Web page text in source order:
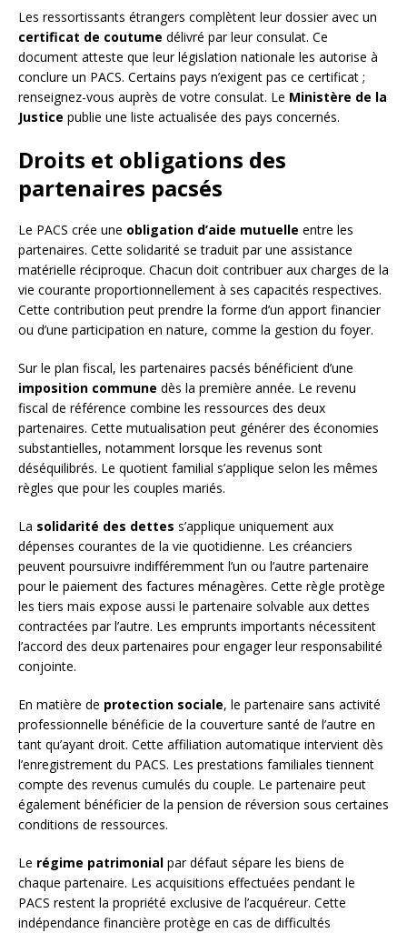
Les ressortissants étrangers complètent leur dossier avec un
certificat de coutume délivré par leur consulat. Ce
document atteste que leur législation nationale les autorise à
conclure un PACS. Certains pays n’exigent pas ce certificat ;
renseignez-vous auprès de votre consulat. Le Ministère de la
Justice publie une liste actualisée des pays concernés.
Droits et obligations des
partenaires pacsés
Le PACS crée une obligation d’aide mutuelle entre les
partenaires. Cette solidarité se traduit par une assistance
matérielle réciproque. Chacun doit contribuer aux charges de la
vie courante proportionnellement à ses capacités respectives.
Cette contribution peut prendre la forme d’un apport financier
ou d’une participation en nature, comme la gestion du foyer.
Sur le plan fiscal, les partenaires pacsés bénéficient d’une
imposition commune dès la première année. Le revenu
fiscal de référence combine les ressources des deux
partenaires. Cette mutualisation peut générer des économies
substantielles, notamment lorsque les revenus sont
déséquilibrés. Le quotient familial s’applique selon les mêmes
règles que pour les couples mariés.
La solidarité des dettes s’applique uniquement aux
dépenses courantes de la vie quotidienne. Les créanciers
peuvent poursuivre indifféremment l’un ou l’autre partenaire
pour le paiement des factures ménagères. Cette règle protège
les tiers mais expose aussi le partenaire solvable aux dettes
contractées par l’autre. Les emprunts importants nécessitent
l’accord des deux partenaires pour engager leur responsabilité
conjointe.
En matière de protection sociale, le partenaire sans activité
professionnelle bénéficie de la couverture santé de l’autre en
tant qu’ayant droit. Cette affiliation automatique intervient dès
l’enregistrement du PACS. Les prestations familiales tiennent
compte des revenus cumulés du couple. Le partenaire peut
également bénéficier de la pension de réversion sous certaines
conditions de ressources.
Le régime patrimonial par défaut sépare les biens de
chaque partenaire. Les acquisitions effectuées pendant le
PACS restent la propriété exclusive de l’acquéreur. Cette
indépendance financière protège en cas de difficultés